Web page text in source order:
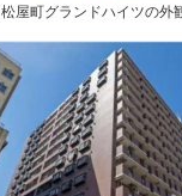
松屋町グランドハイツの外